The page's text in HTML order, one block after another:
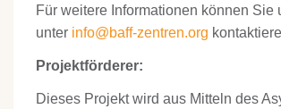
Für weitere Informationen können Sie
unter info@baff-zentren.org
Projektförderer:
Dieses Projekt wird aus Mitteln des